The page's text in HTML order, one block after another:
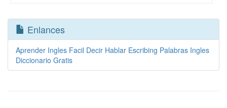
Enlances
Aprender Ingles Facil Decir Hablar Escribing Palabras Ingles
Diccionario Gratis